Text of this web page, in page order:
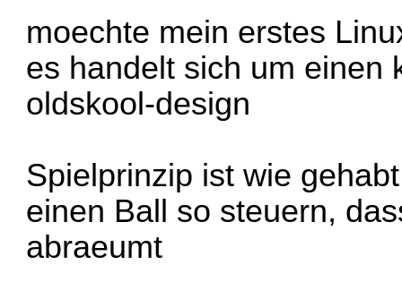
moechte mein erstes
es handelt sich um einen
oldskool-design
Spielprinzip ist wie
einen Ball so steuern,
abraeumt